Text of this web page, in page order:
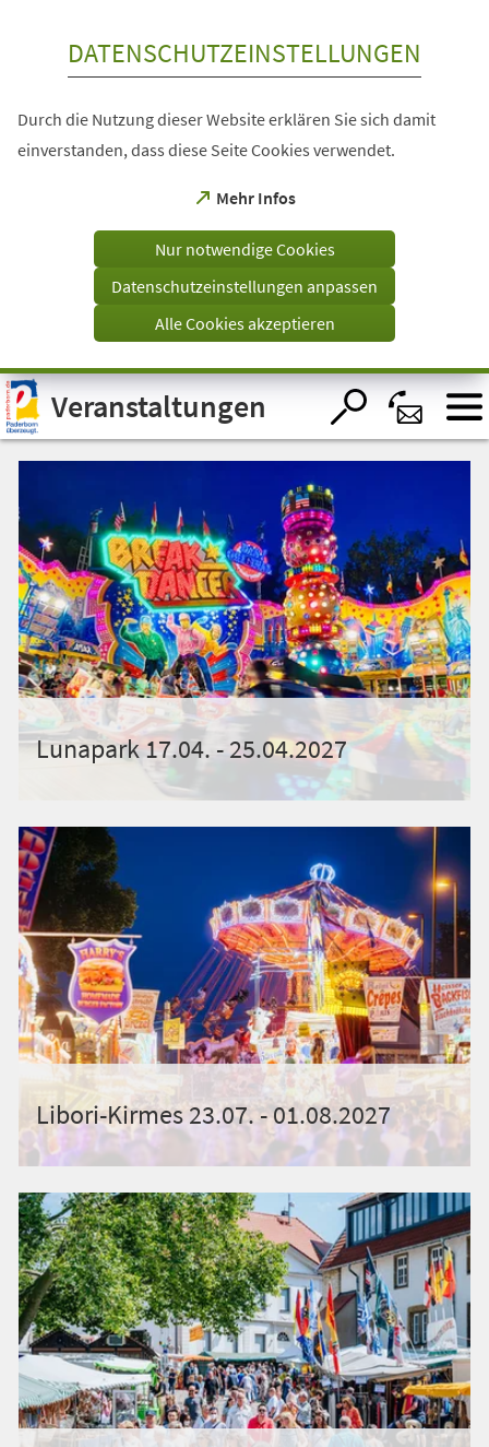
Visuelle
Assistenzsoftware
öffnen.
DATENSCHUTZEINSTELLUNGEN
Durch die Nutzung dieser Website erklären Sie sich damit
einverstanden, dass diese Seite Cookies verwendet.
Mehr Infos
(Öffnet
einem
Tab)
Nur notwendige Cookies
Datenschutzeinstellungen anpassen
Alle Cookies akzeptieren
Veranstaltungen
Lunapark 17.04. - 25.04.2027
Libori-Kirmes 23.07. - 01.08.2027